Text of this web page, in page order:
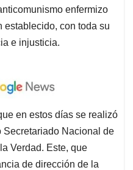
enfermizo
establecido, con toda su
e injusticia.
en estos días se realizó
Secretariado Nacional de
Verdad. Este, que
de dirección de la